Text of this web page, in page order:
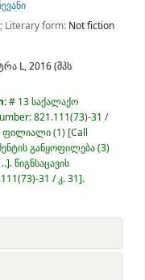
; Literary form: Not fiction
L,2016 (შპს
# 13 საქალაქო
821.111(73)-31 /
ფილიალი(1) Call
განყოფილება(3)
.წიგნსაცავის
31 / კ. 31 .